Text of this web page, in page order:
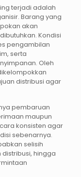
terjadi adalah
Barang yang
akan
Kondisi
pengambilan
serta
Oleh
distribusi agar
pembaruan
maupun
konsisten agar
sebenarnya.
selisih
hingga